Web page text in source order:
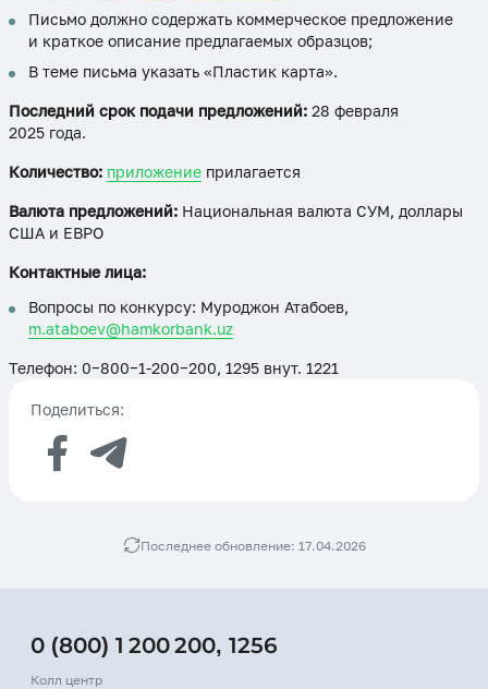
Письмо должно содержать коммерческое предложение
и краткое описание предлагаемых образцов;
В теме письма указать «Пластик карта».
Последний срок подачи предложений: 28 февраля
2025 года.
Количество: приложение прилагается
Валюта предложений: Национальная валюта СУМ, доллары
США и ЕВРО
Контактные лица:
Вопросы по конкурсу: Муроджон Атабоев,
m.ataboev@hamkorbank.uz
Телефон: 0−800−1-200−200, 1295 внут. 1221
Поделиться:
Последнее обновление: 17.04.2026
0 (800) 1 200 200, 1256
Колл центр